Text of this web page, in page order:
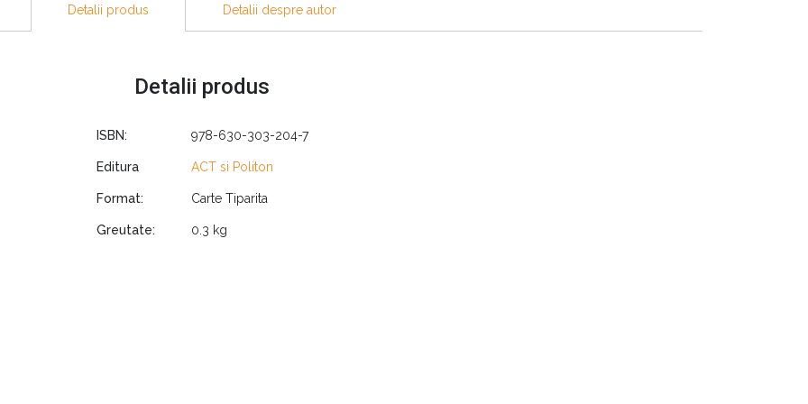
a avea un sol bogat în azot?
sau prea nisipoase?
a obține un sol viu?
de legume, autorul vă oferă pe rând toate informațiile care vă interesează despre:
Detalii produs Detalii despre autor
Detalii produs
ISBN: 978-630-303-204-7
Editura ACT si Politon
Format: Carte Tiparita
Greutate: 0.3 kg